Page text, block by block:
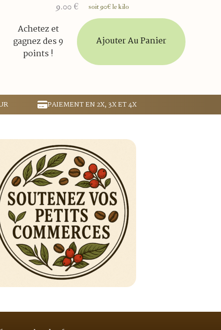
9.00 € soit 90€ le kilo
Achetez et
gagnez des 9
points !
Ajouter Au Panier
PAIEMENT EN 2X, 3X ET 4X